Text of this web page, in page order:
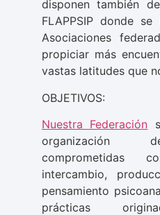
disponen también
FLAPPSIP donde
Asociaciones
propiciar más
vastas latitudes que
OBJETIVOS:
Nuestra Federación
organización
comprometidas
intercambio,
pensamiento
prácticas